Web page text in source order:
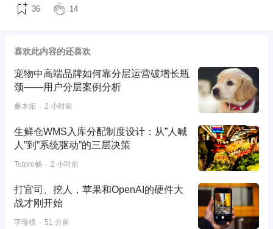
36 14
喜欢此内容的还喜欢
宠物中高端品牌如何靠分层运营破增长瓶
颈——用户分层案例分析
桑木拓 2 小时前
生鲜仓WMS入库分配制度设计：从”人喊
人”到”系统驱动”的三层决策
Totoro畅 2 小时前
打官司、挖人，苹果和OpenAI的硬件大
战才刚开始
字母榜 51 分前